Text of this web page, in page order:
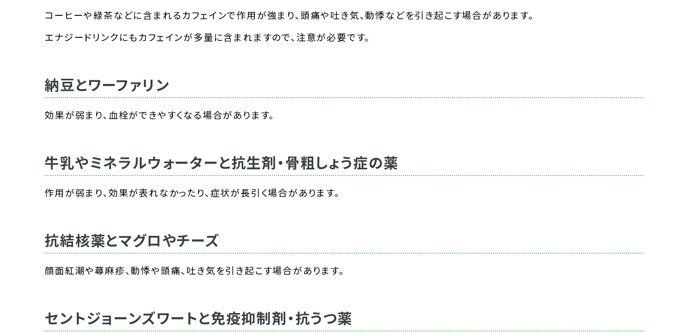
コーヒーや緑茶などに含まれるカフェインで作用が強まり、頭痛や吐き気、動悸などを引き起こす場合があります。
エナジードリンクにもカフェインが多量に含まれますので、注意が必要です。
納豆とワーファリン
効果が弱まり、血栓ができやすくなる場合があります。
牛乳やミネラルウォーターと抗生剤・骨粗しょう症の薬
作用が弱まり、効果が表れなかったり、症状が長引く場合があります。
抗結核薬とマグロやチーズ
顔面紅潮や蕁麻疹、動悸や頭痛、吐き気を引き起こす場合があります。
セントジョーンズワートと免疫抑制剤・抗うつ薬